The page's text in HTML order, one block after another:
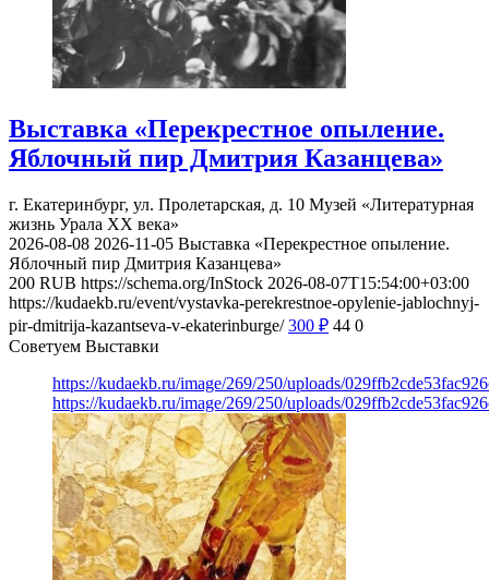
Выставка «Перекрестное опыление.
Яблочный пир Дмитрия Казанцева»
г. Екатеринбург, ул. Пролетарская, д. 10 Музей «Литературная
жизнь Урала ХХ века»
2026-08-08 2026-11-05 Выставка «Перекрестное опыление.
Яблочный пир Дмитрия Казанцева»
200 RUB https://schema.org/InStock 2026-08-07T15:54:00+03:00
https://kudaekb.ru/event/vystavka-perekrestnoe-opylenie-jablochnyj-
pir-dmitrija-kazantseva-v-ekaterinburge/ 300 ₽ 44 0
Советуем Выставки
https://kudaekb.ru/image/269/250/uploads/
https://kudaekb.ru/image/269/250/uploads/